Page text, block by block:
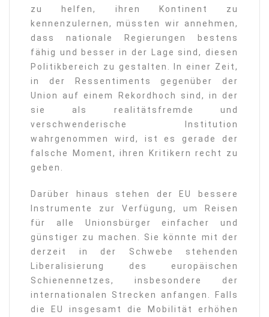
zu helfen, ihren Kontinent zu
kennenzulernen, müssten wir annehmen,
dass nationale Regierungen bestens
fähig und besser in der Lage sind, diesen
Politikbereich zu gestalten. In einer Zeit,
in der Ressentiments gegenüber der
Union auf einem Rekordhoch sind, in der
sie als realitätsfremde und
verschwenderische Institution
wahrgenommen wird, ist es gerade der
falsche Moment, ihren Kritikern recht zu
geben.
Darüber hinaus stehen der EU bessere
Instrumente zur Verfügung, um Reisen
für alle Unionsbürger einfacher und
günstiger zu machen. Sie könnte mit der
derzeit in der Schwebe stehenden
Liberalisierung des europäischen
Schienennetzes, insbesondere der
internationalen Strecken anfangen. Falls
die EU insgesamt die Mobilität erhöhen